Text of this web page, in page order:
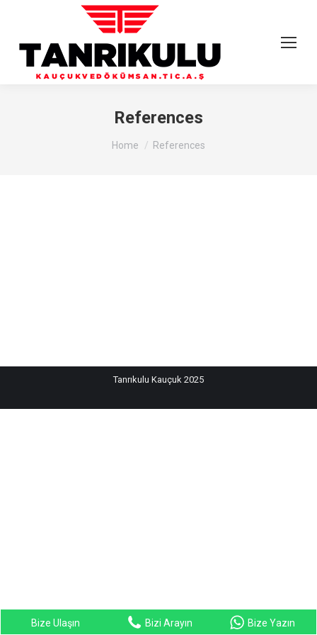
References
You are here:
Home References
Tanrıkulu Kauçuk 2025
Bize Ulaşın Bizi Arayın Bize Yazın